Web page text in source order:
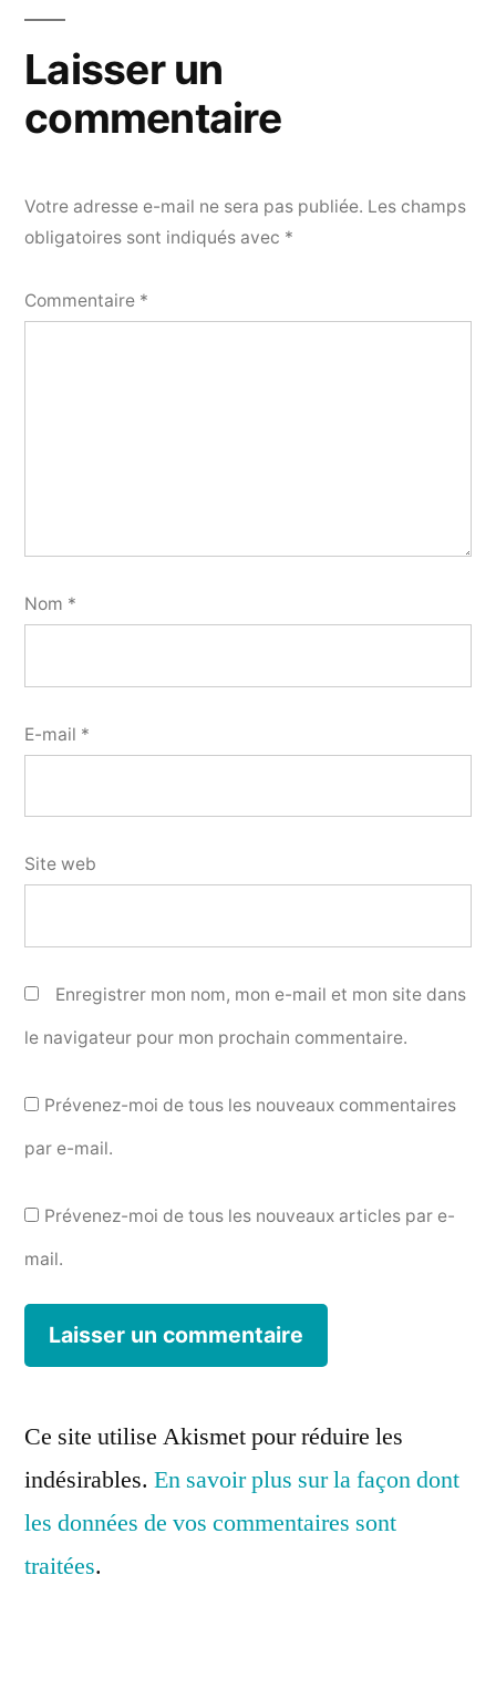
Laisser un
commentaire
Votre adresse e-mail ne sera pas publiée. Les champs
obligatoires sont indiqués avec *
Commentaire *
Nom *
E-mail *
Site web
Enregistrer mon nom, mon e-mail et mon site dans
le navigateur pour mon prochain commentaire.
Prévenez-moi de tous les nouveaux commentaires
par e-mail.
Prévenez-moi de tous les nouveaux articles par e-
mail.
Ce site utilise Akismet pour réduire les
indésirables. En savoir plus sur la façon dont
les données de vos commentaires sont
traitées.